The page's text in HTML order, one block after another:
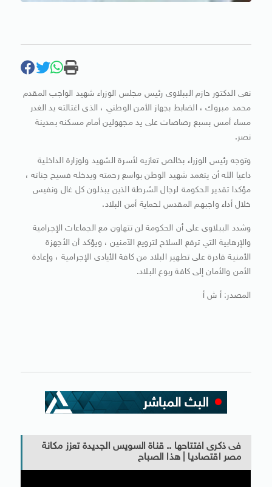
نعى الدكتور حازم الببلاوى رئيس مجلس الوزراء شهيد الواجب المقدم
محمد مبروك ، الضابط بجهاز الأمن الوطني ، الذى اغتالته يد الغدر
مساء أمس بسبع رصاصات على يد مجهولين أمام مسكنه بمدينة
نصر.
وتوجه رئيس الوزراء بخالص تعازيه لأسرة الشهيد ولوزارة الداخلية
داعيا الله أن يتغمد شهيد الوطن بواسع رحمته ويدخله فسيح جناته ،
مؤكدا تقدير الحكومة لرجال الشرطة الذين يبذلون كل غال ونفيس
خلال أداء واجبهم المقدس لحماية أمن البلاد.
وشدد الببلاوى على أن الحكومة لن تتهاون مع الجماعات الإجرامية
والإرهابية التي ترفع السلاح لترويع الآمنين ، ويؤكد أن الأجهزة
الأمنية قادرة على تطهير البلاد من كافة الأيادى الإجرامية ، وإعادة
الأمن والأمان إلى كافة ربوع البلاد.
المصدر: أ ش أ
فى ذكرى افتتاحها .. قناة السويس الجديدة تعزز مكانة
مصر اقتصاديا | هذا الصباح